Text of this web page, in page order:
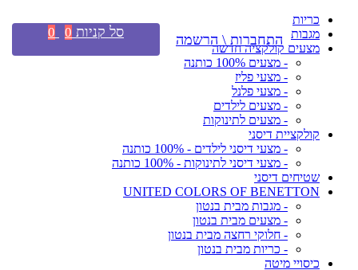
כריות
מגבות
מצעים קולקציה חדשה
- מצעים 100% כותנה
- מצעי פליז
- מצעי פלנל
- מצעים לילדים
- מצעים לתינוקות
קולקציית דיסני
- מצעי דיסני לילדים - 100% כותנה
- מצעי דיסני לתינוקות - 100% כותנה
שטיחים דיסני
UNITED COLORS OF BENETTON
- מגבות מבית בנטון
- מצעים מבית בנטון
- חלוקי רחצה מבית בנטון
- כריות מבית בנטון
כיסויי מיטה
התחברות \ הרשמה סל קניות 0
0